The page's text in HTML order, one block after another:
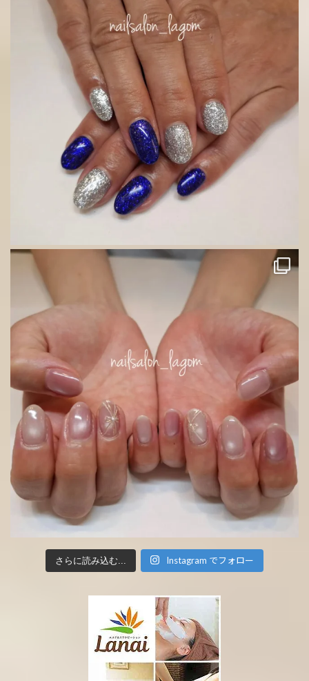
さらに読み込む... Instagram でフォロー